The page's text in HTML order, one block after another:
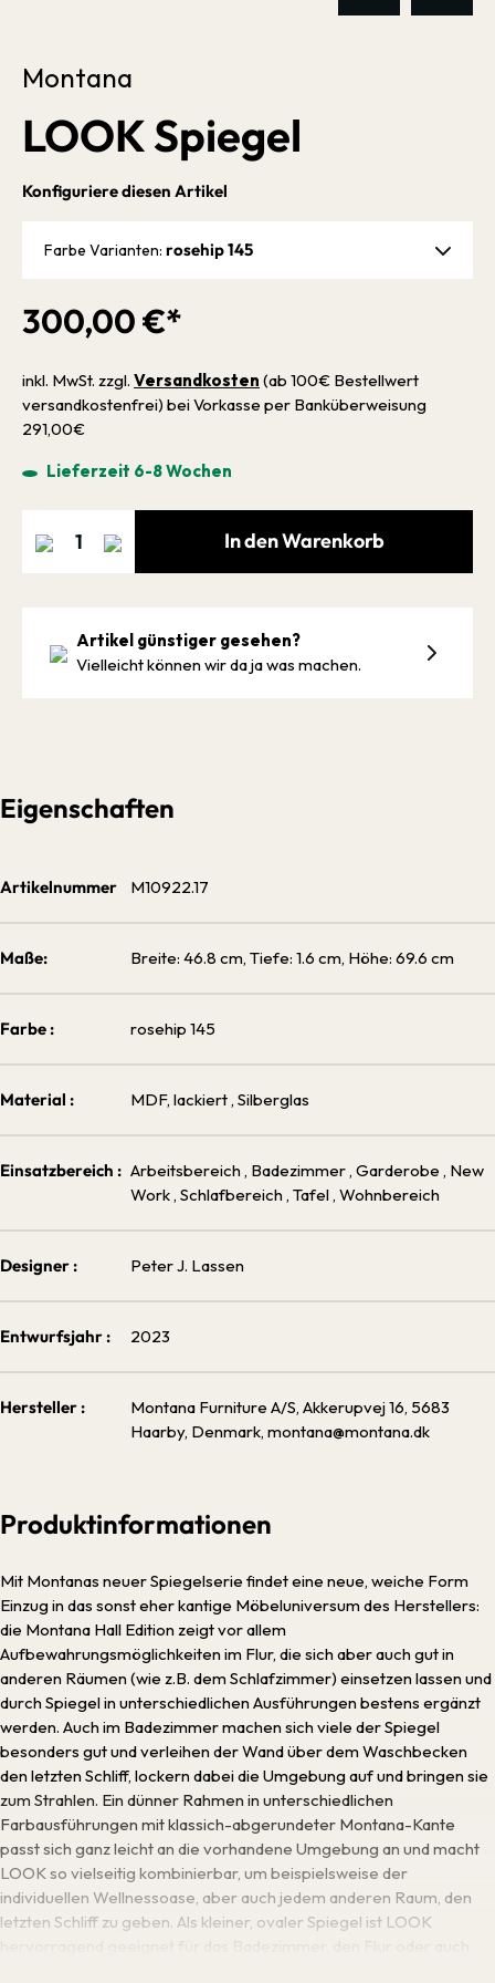
Montana
LOOK Spiegel
300,00 €*
inkl. MwSt. zzgl. Versandkosten (ab 100€ Bestellwert
versandkostenfrei) bei Vorkasse per Banküberweisung
291,00€
Lieferzeit 6-8 Wochen
Konfiguriere diesen Artikel
Farbe Varianten: rosehip 145
In den Warenkorb
Artikel günstiger gesehen?
Vielleicht können wir da ja was machen.
Eigenschaften
Artikelnummer M10922.17
Maße: Breite: 46.8 cm, Tiefe: 1.6 cm, Höhe: 69.6 cm
Farbe : rosehip 145
Material : MDF, lackiert , Silberglas
Einsatzbereich : Arbeitsbereich , Badezimmer , Garderobe , New
Work , Schlafbereich , Tafel , Wohnbereich
Designer : Peter J. Lassen
Entwurfsjahr : 2023
Hersteller :
Montana Furniture A/S, Akkerupvej 16, 5683
Haarby, Denmark, montana@montana.dk
Produktinformationen
Mit Montanas neuer Spiegelserie findet eine neue, weiche Form
Einzug in das sonst eher kantige Möbeluniversum des Herstellers:
die Montana Hall Edition zeigt vor allem
Aufbewahrungsmöglichkeiten im Flur, die sich aber auch gut in
anderen Räumen (wie z.B. dem Schlafzimmer) einsetzen lassen und
durch Spiegel in unterschiedlichen Ausführungen bestens ergänzt
werden. Auch im Badezimmer machen sich viele der Spiegel
besonders gut und verleihen der Wand über dem Waschbecken
den letzten Schliff, lockern dabei die Umgebung auf und bringen sie
zum Strahlen. Ein dünner Rahmen in unterschiedlichen
Farbausführungen mit klassich-abgerundeter Montana-Kante
passt sich ganz leicht an die vorhandene Umgebung an und macht
LOOK so vielseitig kombinierbar, um beispielsweise der
individuellen Wellnessoase, aber auch jedem anderen Raum, den
letzten Schliff zu geben. Als kleiner, ovaler Spiegel ist LOOK